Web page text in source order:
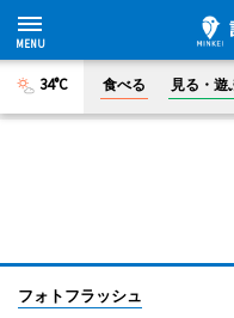
34°C 食べる 見る・遊
フォトフラッシュ